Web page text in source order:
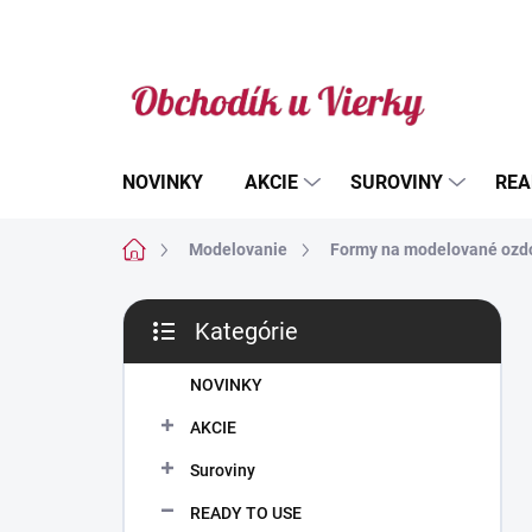
NOVINKY AKCIE SUROVINY
DomovModelovanie Formy na modelované
B
č
kategórie
Kategórie
NOVINKY
AKCIE
Suroviny
READY TO USE